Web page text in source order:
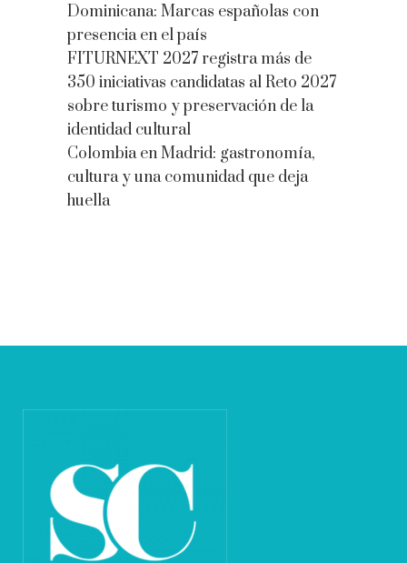
Dominicana: Marcas españolas con
presencia en el país
FITURNEXT 2027 registra más de
350 iniciativas candidatas al Reto 2027
sobre turismo y preservación de la
identidad cultural
Colombia en Madrid: gastronomía,
cultura y una comunidad que deja
huella